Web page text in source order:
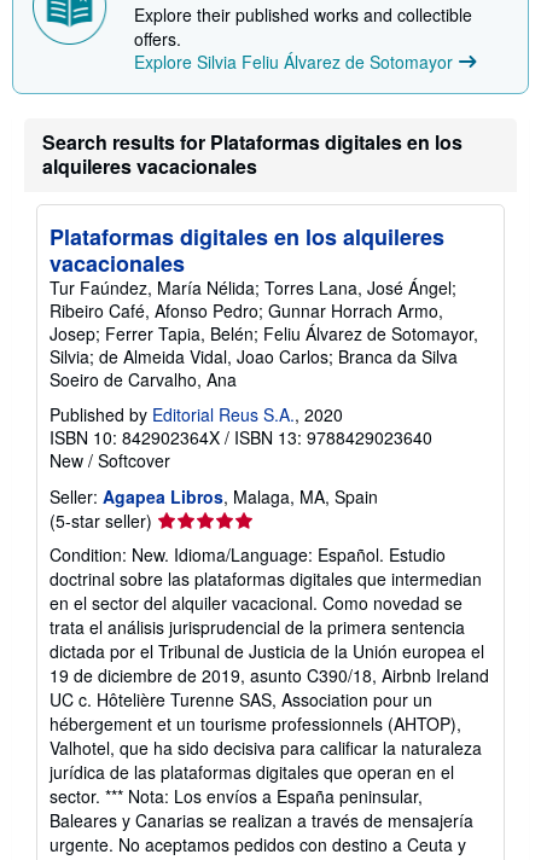
i
r
s
Explore their published works and collectible
offers.
Explore Silvia Feliu Álvarez de Sotomayor
Search results for Plataformas digitales en los
alquileres vacacionales
Plataformas digitales en los alquileres
vacacionales
Tur Faúndez, María Nélida; Torres Lana, José Ángel;
Ribeiro Café, Afonso Pedro; Gunnar Horrach Armo,
Josep; Ferrer Tapia, Belén; Feliu Álvarez de Sotomayor,
Silvia; de Almeida Vidal, Joao Carlos; Branca da Silva
Soeiro de Carvalho, Ana
Published by Editorial Reus S.A., 2020
ISBN 10: 842902364X / ISBN 13: 9788429023640
New / Softcover
Seller: Agapea Libros, Malaga, MA, Spain
(5-star seller) Seller
rating
5
out
of
5
stars
Condition: New. Idioma/Language: Español. Estudio
doctrinal sobre las plataformas digitales que intermedian
en el sector del alquiler vacacional. Como novedad se
trata el análisis jurisprudencial de la primera sentencia
dictada por el Tribunal de Justicia de la Unión europea el
19 de diciembre de 2019, asunto C390/18, Airbnb Ireland
UC c. Hôtelière Turenne SAS, Association pour un
hébergement et un tourisme professionnels (AHTOP),
Valhotel, que ha sido decisiva para calificar la naturaleza
jurídica de las plataformas digitales que operan en el
sector. *** Nota: Los envíos a España peninsular,
Baleares y Canarias se realizan a través de mensajería
urgente. No aceptamos pedidos con destino a Ceuta y